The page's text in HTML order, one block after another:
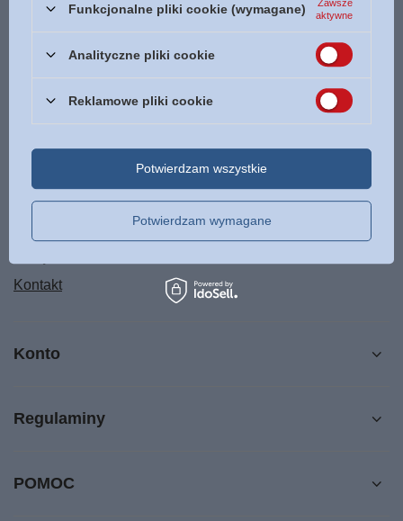
Zamówienia
Śledzenie przesyłki
Chcę zareklamować produkt
Chcę odstąpić od umowy
Kontakt
Konto
Regulaminy
POMOC
Funkcjonalne pliki cookie (wymagane)
Zawsze
aktywne
Analityczne pliki cookie
Reklamowe pliki cookie
Potwierdzam wymagane
Potwierdzam wszystkie